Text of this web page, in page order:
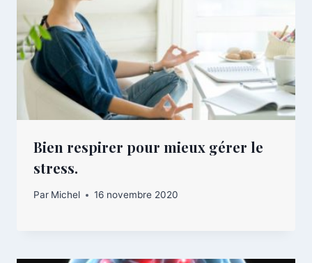
Bien respirer pour mieux gérer le
stress.
Par Michel 16 novembre 2020